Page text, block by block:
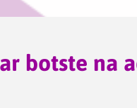
botste na